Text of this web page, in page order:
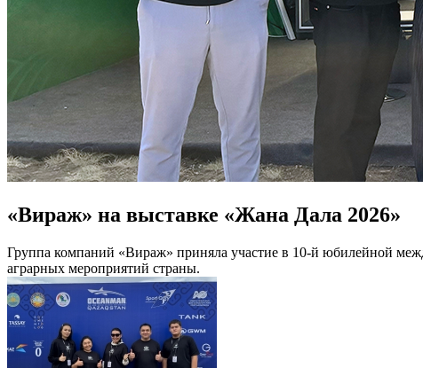
«Вираж» на выставке «Жана Дала 2026»
Группа компаний «Вираж» приняла участие в 10-й юбилейной
аграрных мероприятий страны.